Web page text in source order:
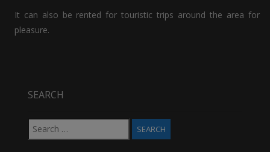
It can also be rented for touristic trips around the area for
pleasure.
SEARCH
Search
for: